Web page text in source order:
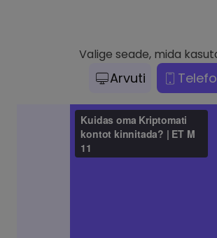
Valige seade, mida
Arvuti